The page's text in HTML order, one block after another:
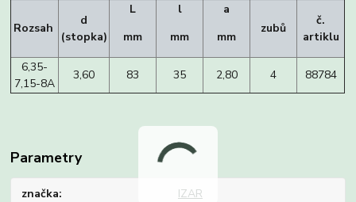
Rozsah
d
(stopka)
L
mm
l
mm
a
mm
zubů
č.
artiklu
6,35-
7,15-8A
3,60 83 35 2,80 4 88784
Parametry
značka IZAR